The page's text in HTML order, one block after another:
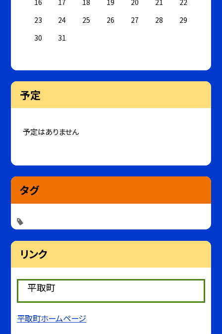
23
24 25 26 27 28
29
30
31
予定
予定はありません
タグ
リンク
平取町
平取町ホームページ